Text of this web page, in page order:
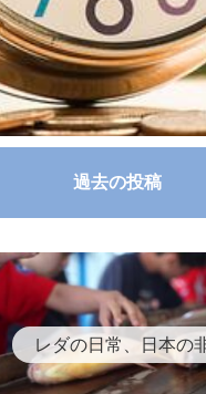
過去の投稿
レダの日常、日本の